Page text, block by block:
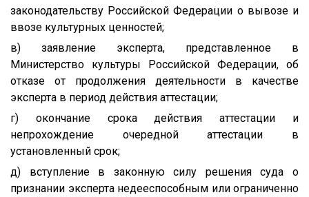
законодательству Российской Федерации о вывозе и
ввозе культурных ценностей;
в) заявление эксперта, представленное в
Министерство культуры Российской Федерации, об
отказе от продолжения деятельности в качестве
эксперта в период действия аттестации;
г) окончание срока действия аттестации и
непрохождение очередной аттестации в
установленный срок;
д) вступление в законную силу решения суда о
признании эксперта недееспособным или ограниченно